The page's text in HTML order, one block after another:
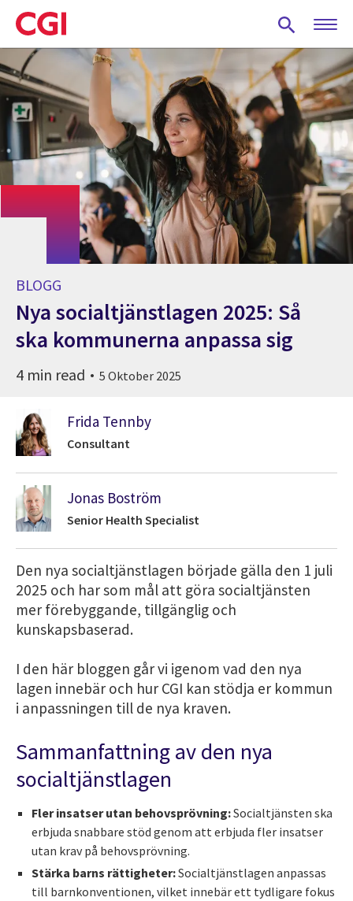
Skip
to
main
content
BLOGG
Nya socialtjänstlagen 2025: Så
ska kommunerna anpassa sig
4 min read 5 Oktober 2025
Frida Tennby
Consultant
Jonas Boström
Senior Health Specialist
Den nya socialtjänstlagen började gälla den 1 juli
2025 och har som mål att göra socialtjänsten
mer förebyggande, tillgänglig och
kunskapsbaserad.
I den här bloggen går vi igenom vad den nya
lagen innebär och hur CGI kan stödja er kommun
i anpassningen till de nya kraven.
Sammanfattning av den nya
socialtjänstlagen
Fler insatser utan behovsprövning:Socialtjänsten ska
erbjuda snabbare stöd genom att erbjuda fler insatser
utan krav på behovsprövning.
Stärka barns rättigheter:Socialtjänstlagen anpassas
till barnkonventionen, vilket innebär ett tydligare fokus